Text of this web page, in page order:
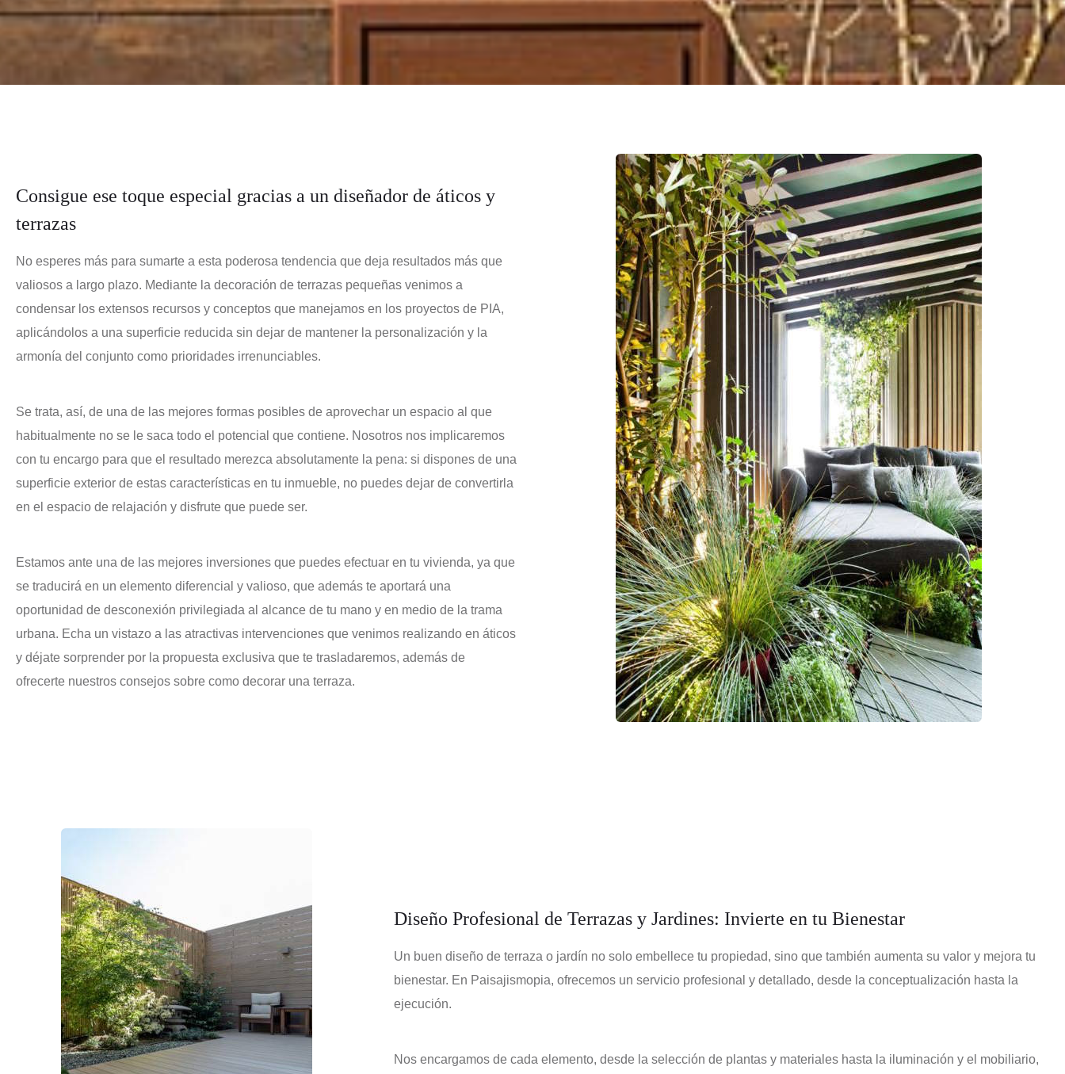
Consigue ese toque especial gracias a un diseñador de áticos y
terrazas
No esperes más para sumarte a esta poderosa tendencia que deja resultados más que
valiosos a largo plazo. Mediante la decoración de terrazas pequeñas venimos a
condensar los extensos recursos y conceptos que manejamos en los proyectos de PIA,
aplicándolos a una superficie reducida sin dejar de mantener la personalización y la
armonía del conjunto como prioridades irrenunciables.
Se trata, así, de una de las mejores formas posibles de aprovechar un espacio al que
habitualmente no se le saca todo el potencial que contiene. Nosotros nos implicaremos
con tu encargo para que el resultado merezca absolutamente la pena: si dispones de una
superficie exterior de estas características en tu inmueble, no puedes dejar de convertirla
en el espacio de relajación y disfrute que puede ser.
Estamos ante una de las mejores inversiones que puedes efectuar en tu vivienda, ya que
se traducirá en un elemento diferencial y valioso, que además te aportará una
oportunidad de desconexión privilegiada al alcance de tu mano y en medio de la trama
urbana. Echa un vistazo a las atractivas intervenciones que venimos realizando en áticos
y déjate sorprender por la propuesta exclusiva que te trasladaremos, además de
ofrecerte nuestros consejos sobre como decorar una terraza.
Diseño Profesional de Terrazas y Jardines: Invierte en tu Bienestar
Un buen diseño de terraza o jardín no solo embellece tu propiedad, sino que también aumenta su valor y mejora tu
bienestar. En Paisajismopia, ofrecemos un servicio profesional y detallado, desde la conceptualización hasta la
ejecución.
Nos encargamos de cada elemento, desde la selección de plantas y materiales hasta la iluminación y el mobiliario,